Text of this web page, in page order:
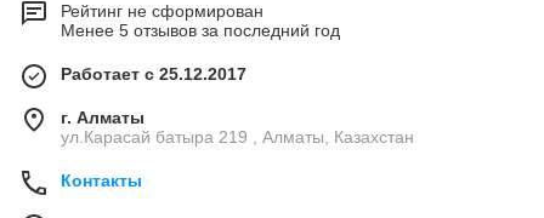
Рейтинг не сформирован
Менее 5 отзывов за последний год
Работает с 25.12.2017
г. Алматы
ул.Карасай батыра 219 , Алматы, Казахстан
Контакты